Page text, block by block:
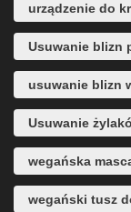
urządzenie do
Usuwanie blizn
usuwanie blizn
Usuwanie
wegańska
wegański tusz